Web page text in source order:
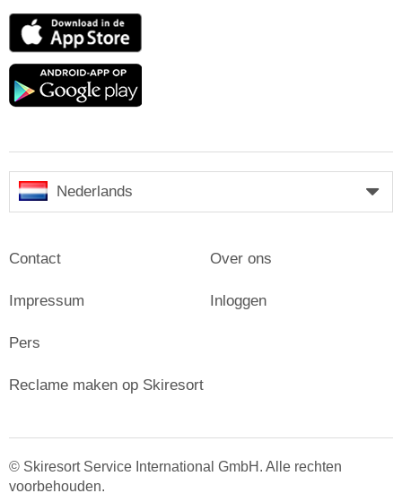
App
Google
Nederlands
Contact
Impressum
Pers
Over ons
Inloggen
Reclame maken op Skiresort
© Skiresort Service International GmbH. Alle rechten
voorbehouden.